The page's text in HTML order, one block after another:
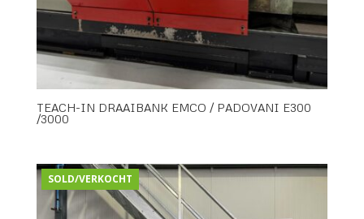
TEACH-IN DRAAIBANK EMCO / PADOVANI E300
/3000
SOLD/VERKOCHT